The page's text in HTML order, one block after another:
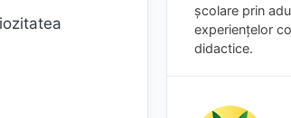
şcolare prin
experienţelor
didactice.